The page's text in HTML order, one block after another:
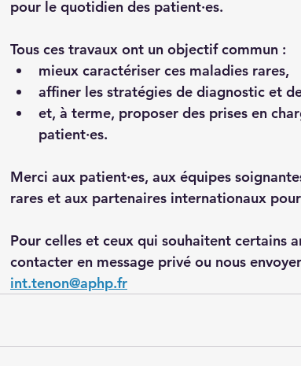
pour le quotidien des patient·es.
Tous ces travaux ont un objectif commun :
mieux caractériser ces maladies rares,
affiner les stratégies de diagnostic et
et, à terme, proposer des prises en
patient·es.
Merci aux patient·es, aux équipes
rares et aux partenaires internationaux
Pour celles et ceux qui souhaitent certains
contacter en message privé ou nous
int.tenon@aphp.fr